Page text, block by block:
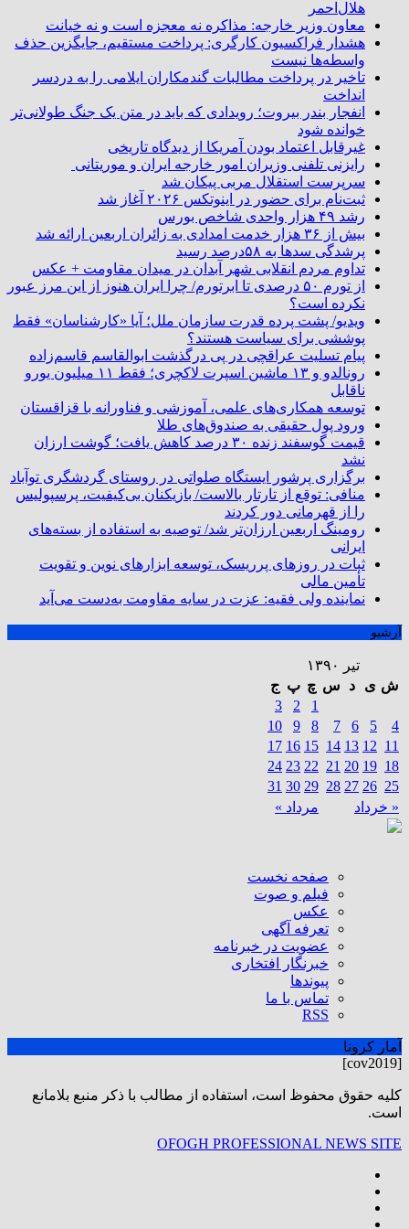
هلال‌احمر
معاون وزیر خارجه: مذاکره نه معجزه است و نه خیانت
هشدار فراکسیون کارگری: پرداخت مستقیم، جایگزین حذف
واسطه‌ها نیست
تاخیر در پرداخت مطالبات گندمکاران ایلامی را به دردسر
انداخت
انفجار بندر بیروت؛ رویدادی که باید در متن یک جنگ طولانی‌تر
خوانده شود
غیرقابل اعتماد بودن آمریکا از دیدگاه تاریخی
رایزنی تلفنی وزیران امور خارجه ایران و موریتانی
سرپرست استقلال مربی پیکان شد
ثبت‌نام برای حضور در اینوتکس ۲۰۲۶ آغاز شد
رشد ۴۹ هزار واحدی شاخص بورس
بیش از ۳۶ هزار خدمت امدادی به زائران اربعین ارائه شد
پرشدگی سدها به ۵۸درصد رسید
تداوم مردم انقلابی شهر آبدان در میدان مقاومت + عکس
از تورم ۵۰ درصدی تا ابرتورم/ چرا ایران هنوز از این مرز عبور
نکرده است؟
ویدیو/ پشت پرده قدرت سازمان ملل؛ آیا «کارشناسان» فقط
پوششی برای سیاست هستند؟
پیام تسلیت عراقچی در پی درگذشت ابوالقاسم قاسم‌زاده
رونالدو و ۱۳ ماشین اسپرت لاکچری؛ فقط ۱۱ میلیون یورو
ناقابل
توسعه همکاری‌های علمی، آموزشی و فناورانه با قزاقستان
ورود پول حقیقی به صندوق‌های طلا
قیمت گوسفند زنده ۳۰ درصد کاهش یافت؛ گوشت ارزان
نشد
برگزاری پرشور ایستگاه صلواتی در روستای گردشگری توآباد
منافی: توقع از تارتار بالاست/ بازیکنان بی‌کیفیت، پرسپولیس
را از قهرمانی دور کردند
رومینگ اربعین ارزان‌تر شد/ توصیه به استفاده از بسته‌های
ایرانی
ثبات در روزهای پرریسک، توسعه ابزارهای نوین و تقویت
تأمین مالی
نماینده ولی فقیه: عزت در سایه مقاومت به‌دست می‌آید
آرشیو
تیر ۱۳۹۰
ش ی د س چ پ ج
« خرداد مرداد »
1
2
3
4
5
6
7
8
9
10
11
12
13
14
15
16
17
18
19
20
21
22
23
24
25
26
27
28
29
30
31
صفحه نخست
فیلم و صوت
عکس
تعرفه آگهی
عضویت در خبرنامه
خبرنگار افتخاری
پیوندها
تماس با ما
RSS
آمار کرونا
[cov2019]
كليه حقوق محفوظ است، استفاده از مطالب با ذكر منبع بلامانع
است.
OFOGH PROFESSIONAL NEWS SITE